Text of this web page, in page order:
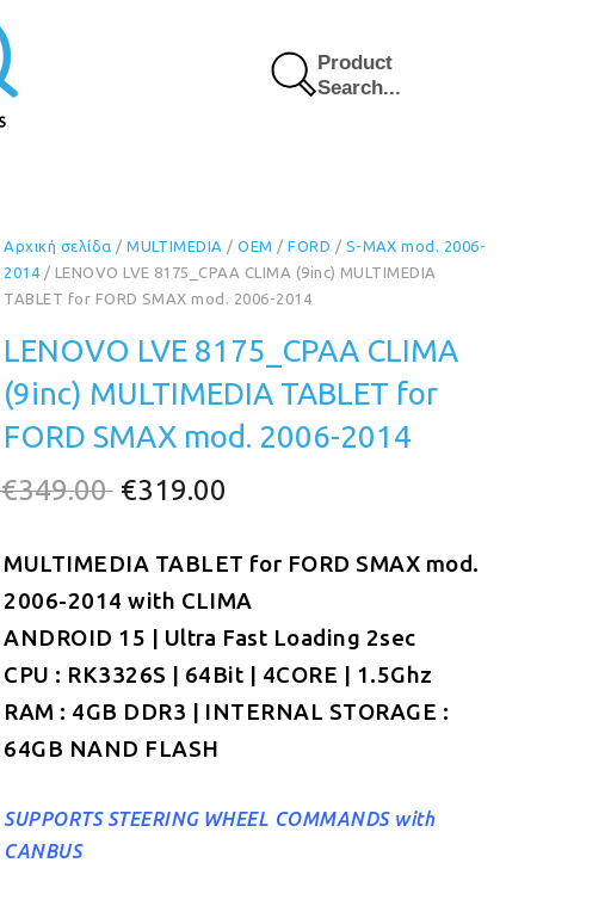
Product
Search...
Αρχική σελίδα /MULTIMEDIA /OEM /FORD / S-MAX mod. 2006-
2014 / LENOVO LVE 8175_CPAA CLIMA (9inc) MULTIMEDIA
TABLET for FORD SMAX mod. 2006-2014
LENOVO LVE 8175_CPAA CLIMA
(9inc) MULTIMEDIA TABLET for
FORD SMAX mod. 2006-2014
€349.00 Original
was:
€349.00.
€319.00
τιμή
είναι:
€319.00.
MULTIMEDIA TABLET for FORD SMAX mod.
2006-2014 with CLIMA
ANDROID 15 | Ultra Fast Loading 2sec
CPU : RK3326S | 64Bit | 4CORE | 1.5Ghz
RAM : 4GB DDR3 | INTERNAL STORAGE :
64GB NAND FLASH
SUPPORTS STEERING WHEEL COMMANDS with
CANBUS